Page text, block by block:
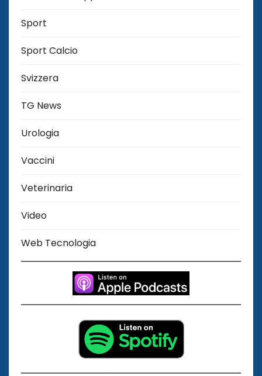
Sport
Sport Calcio
Svizzera
TG News
Urologia
Vaccini
Veterinaria
Video
Web Tecnologia